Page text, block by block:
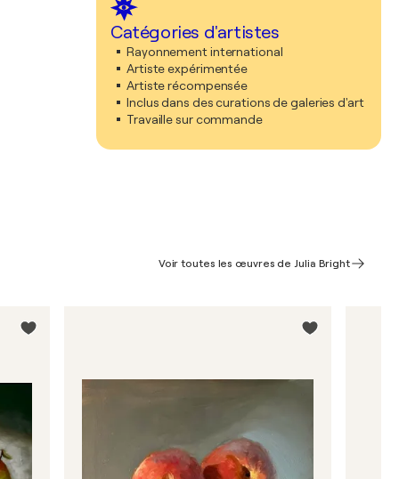
Catégories d'artistes
Rayonnement international
Artiste expérimentée
Artiste récompensée
Inclus dans des curations de galeries d'art
Travaille sur commande
Voir toutes les œuvres de Julia Bright